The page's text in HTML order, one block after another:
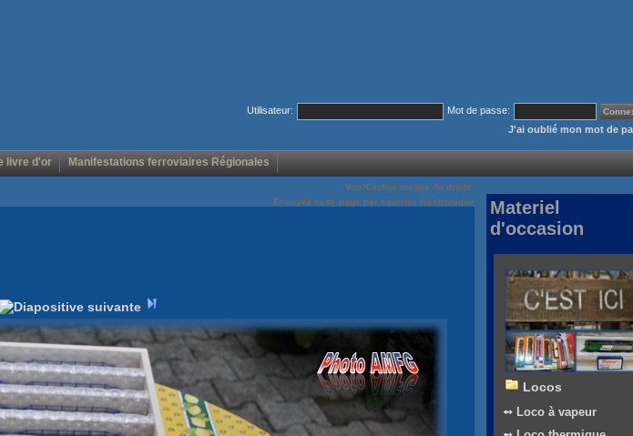
Utilisateur:
Mot de passe:
J'ai oublié mon mot de
livre d'or Manifestations ferroviaires Régionales
Voir/Cacher menus de droite
Envoyez cette page par courrier électronique
Materiel
d'occasion
Locos
➻ Loco à vapeur